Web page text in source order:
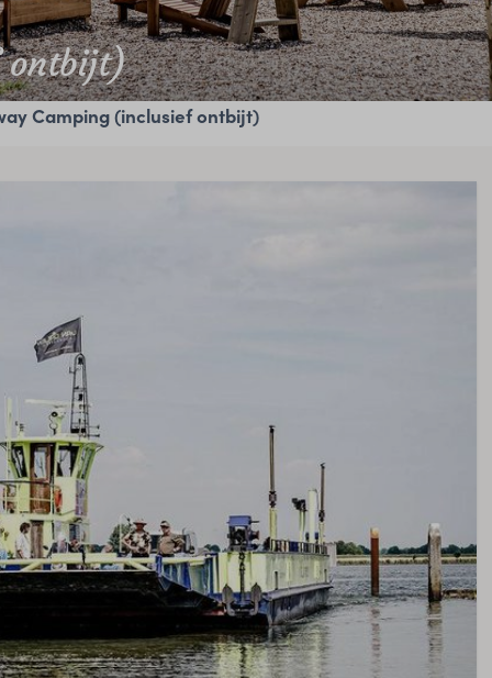
ontbijt)
Camping (inclusief ontbijt)